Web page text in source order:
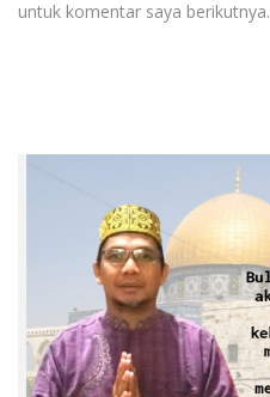
untuk komentar saya berikutnya.